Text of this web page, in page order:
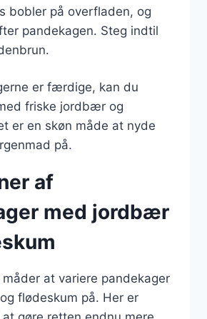
bobler på overfladen, og
pandekagen. Steg indtil
er færdige, kan du
friske jordbær og
er en skøn måde at nyde
på.
af
med jordbær
måder at variere pandekager
flødeskum på. Her er